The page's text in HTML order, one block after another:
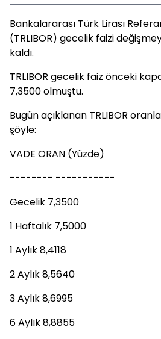
Bankalararası Türk Lirası
(TRLIBOR) gecelik faizi
kaldı.
TRLIBOR gecelik faiz önceki
7,3500 olmuştu.
Bugün açıklanan TRLIBOR
şöyle:
VADE ORAN (Yüzde)
-------- -----------
Gecelik 7,3500
1 Haftalık 7,5000
1 Aylık 8,4118
2 Aylık 8,5640
3 Aylık 8,6995
6 Aylık 8,8855